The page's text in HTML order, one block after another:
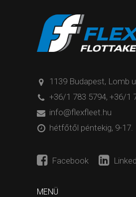
1139 Budapest, Lomb
+36/1 783 5794, +36/1
info@flexfleet.hu
hétfőtől péntekig, 9-17.
Facebook
MENÜ